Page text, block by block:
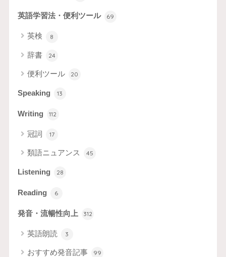
英語学習法・便利ツール 69
英検 8
辞書 24
便利ツール 20
Speaking 13
Writing 112
冠詞 17
類語ニュアンス 45
Listening 28
Reading 6
発音・流暢性向上 312
英語朗読 3
おすすめ発音記事 99